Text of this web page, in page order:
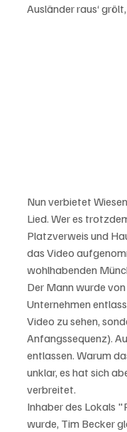
Ausländer raus‘
Nun verbietet
Lied. Wer es
Platzverweis und
das Video
wohlhabenden
Der Mann wurde von
Unternehmen
Video zu sehen,
Anfangssequenz).
entlassen. Warum
unklar, es hat sich
verbreitet.
Inhaber des Lokals
wurde, Tim Becker